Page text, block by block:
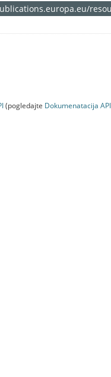
(pogledajte Dokumenаtаcijа